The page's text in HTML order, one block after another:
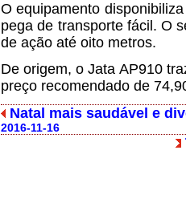
O equipamento
pega de transporte fácil. O
de ação até oito metros.
De origem, o Jata AP910
preço recomendado de
Natal mais saudável e
2016-11-16